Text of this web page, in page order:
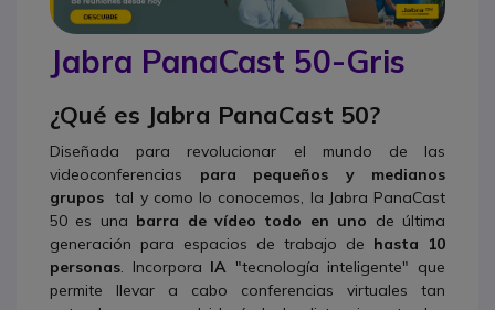
Jabra PanaCast 50-Gris
¿Qué es Jabra PanaCast 50?
Diseñada para revolucionar el mundo de las
videoconferencias para pequeños y medianos
grupos tal y como lo conocemos, la Jabra PanaCast
50 es una barra de vídeo todo en uno de última
generación para espacios de trabajo de hasta 10
personas. Incorpora IA "tecnología inteligente" que
permite llevar a cabo conferencias virtuales tan